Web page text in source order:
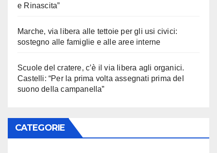
e Rinascita”
Marche, via libera alle tettoie per gli usi civici:
sostegno alle famiglie e alle aree interne
Scuole del cratere, c’è il via libera agli organici.
Castelli: “Per la prima volta assegnati prima del
suono della campanella”
CATEGORIE